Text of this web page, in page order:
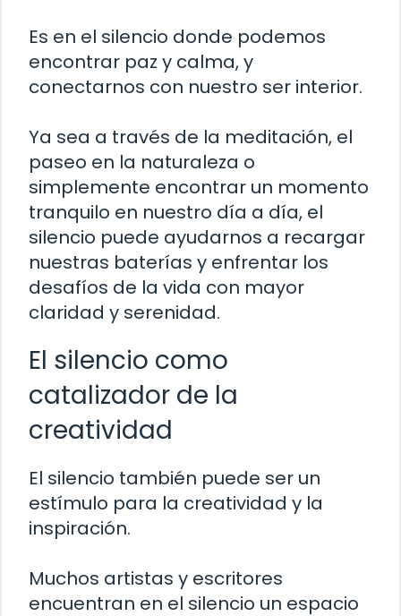
Es en el silencio donde podemos
encontrar paz y calma, y
conectarnos con nuestro ser interior.
Ya sea a través de la meditación, el
paseo en la naturaleza o
simplemente encontrar un momento
tranquilo en nuestro día a día, el
silencio puede ayudarnos a recargar
nuestras baterías y enfrentar los
desafíos de la vida con mayor
claridad y serenidad.
El silencio como
catalizador de la
creatividad
El silencio también puede ser un
estímulo para la creatividad y la
inspiración.
Muchos artistas y escritores
encuentran en el silencio un espacio